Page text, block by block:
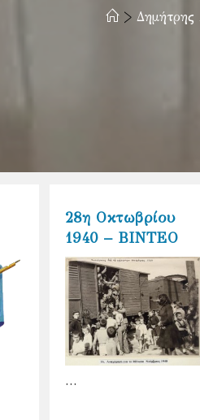
> Δημήτρης
28η Οκτωβρίου
1940 – ΒΙΝΤΕΟ
…